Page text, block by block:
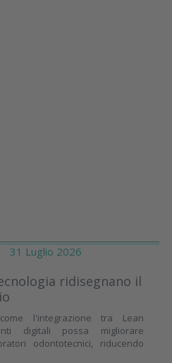
31 Luglio 2026
ridisegnano il
l'integrazione tra Lean
digitali possa migliorare
odontotecnici, riducendo